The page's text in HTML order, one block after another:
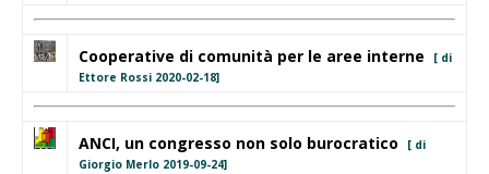
Cooperative di comunità per le aree interne
[ di
Ettore Rossi 2020-02-18]
ANCI, un congresso non solo burocratico
[ di
Giorgio Merlo 2019-09-24]